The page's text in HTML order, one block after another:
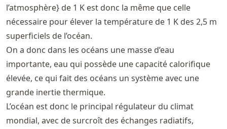
l’atmosphère} de 1 K est donc la même que celle
nécessaire pour élever la température de 1 K des 2,5 m
superficiels de l’océan.
On a donc dans les océans une masse d’eau
importante, eau qui possède une capacité calorifique
élevée, ce qui fait des océans un système avec une
grande inertie thermique.
L’océan est donc le principal régulateur du climat
mondial, avec de surcroît des échanges radiatifs,